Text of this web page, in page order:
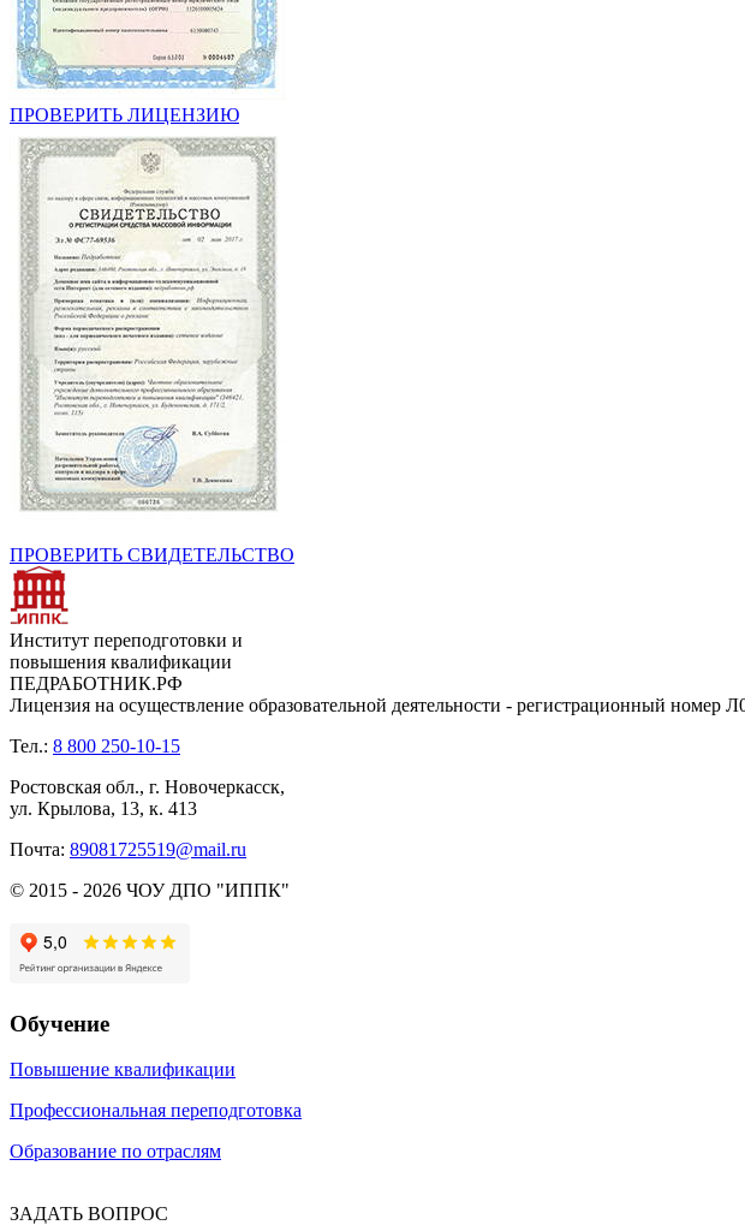
ПРОВЕРИТЬ ЛИЦЕНЗИЮ
ПРОВЕРИТЬ СВИДЕТЕЛЬСТВО
Институт переподготовки и
повышения квалификации
ПЕДРАБОТНИК.РФ
Лицензия на осуществление образовательной деятельности - регистрационный номер
Тел.: 8 800 250-10-15
Ростовская обл., г. Новочеркасск,
ул. Крылова, 13, к. 413
Почта: 89081725519@mail.ru
© 2015 - 2026 ЧОУ ДПО "ИППК"
Обучение
Повышение квалификации
Профессиональная переподготовка
Образование по отраслям
ЗАДАТЬ ВОПРОС